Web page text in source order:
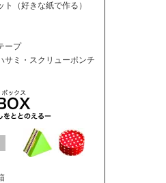
（好きな紙で作る）
ープ
サミ・スクリューポンチ